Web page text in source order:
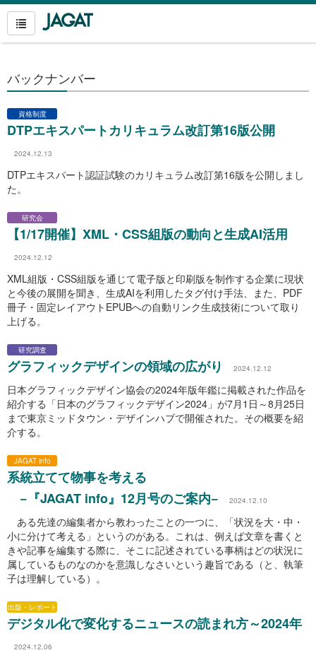
バックナンバー
資格制度
DTPエキスパートカリキュラム改訂第16版公開
2024.12.13
DTPエキスパート認証試験のカリキュラム改訂第16版を公開しまし
た。
研究会
【1/17開催】XML・CSS組版の動向と生成AI活用
2024.12.12
XML組版・CSS組版を通じて電子版と印刷版を制作する企業に現状
と今後の展開を聞き、生成AIを利用したタグ付け手法、また、PDF
冊子・固定レイアウトEPUBへの自動リンク生成技術について取り
上げる。
研究調査
グラフィックデザインの領域の広がり 2024.12.12
日本グラフィックデザイン協会の2024年版年鑑に掲載された作品を
紹介する「日本のグラフィックデザイン2024」が7月1日～8月25日
まで東京ミッドタウン・デザインハブで開催された。その概要を紹
介する。
JAGAT info
系統立てて物事を考える
−『JAGAT info』12月号のご案内−
2024.12.10
ある先達の編集者から教わったことの一つに、「状況を大・中・
小に分けて考える」というのがある。これは、例えば文章を書くと
きや記事を編集する際に、そこに記述されている事柄はどの状況に
属しているものなのかを意識しなさいという趣旨である（と、執筆
子は理解している）。
出版・レポート
デジタル化で変化するニュースの読まれ方～2024年
2024.12.06